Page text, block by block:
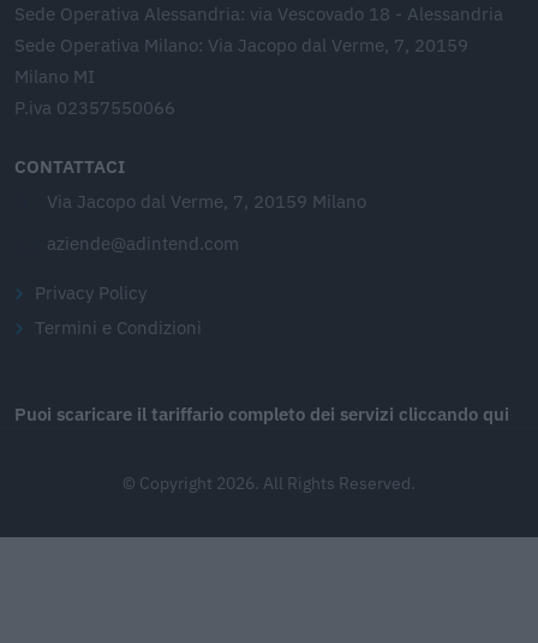
Sede Operativa Alessandria: via Vescovado 18 - Alessandria
Sede Operativa Milano: Via Jacopo dal Verme, 7, 20159
Milano MI
P.iva 02357550066
CONTATTACI
Via Jacopo dal Verme, 7, 20159 Milano
aziende@adintend.com
Privacy Policy
Termini e Condizioni
Puoi scaricare il tariffario completo dei servizi cliccando qui
© Copyright 2026. All Rights Reserved.